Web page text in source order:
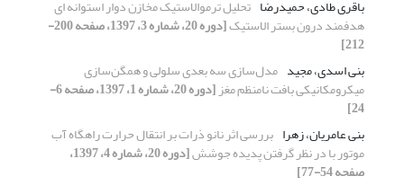
باقری طادی، حمیدرضا تحلیل ترموالاستیک مخازن دوار استوانه‏ ای
هدفمند درون بستر الاستیک [دوره 20، شماره 3، 1397، صفحه 200-
212]
بنی اسدی، مجید مدل‌سازی سه بعدی سلولی و همگن‌سازی
میکرومکانیکی بافت نامنظم مغز [دوره 20، شماره 1، 1397، صفحه 6-
24]
بنی عامریان، زهرا بررسی اثر نانو ذرات بر انتقال حرارت راهگاه آب
موتور با در نظر گرفتن پدیده جوشش [دوره 20، شماره 4، 1397،
صفحه 54-77]